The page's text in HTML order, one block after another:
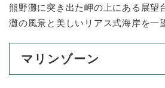
熊野灘に突き出た岬の上にある展望
灘の風景と美しいリアス式海岸を一
マリンゾーン